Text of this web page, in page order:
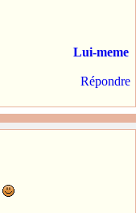
Lui-meme
Répondre